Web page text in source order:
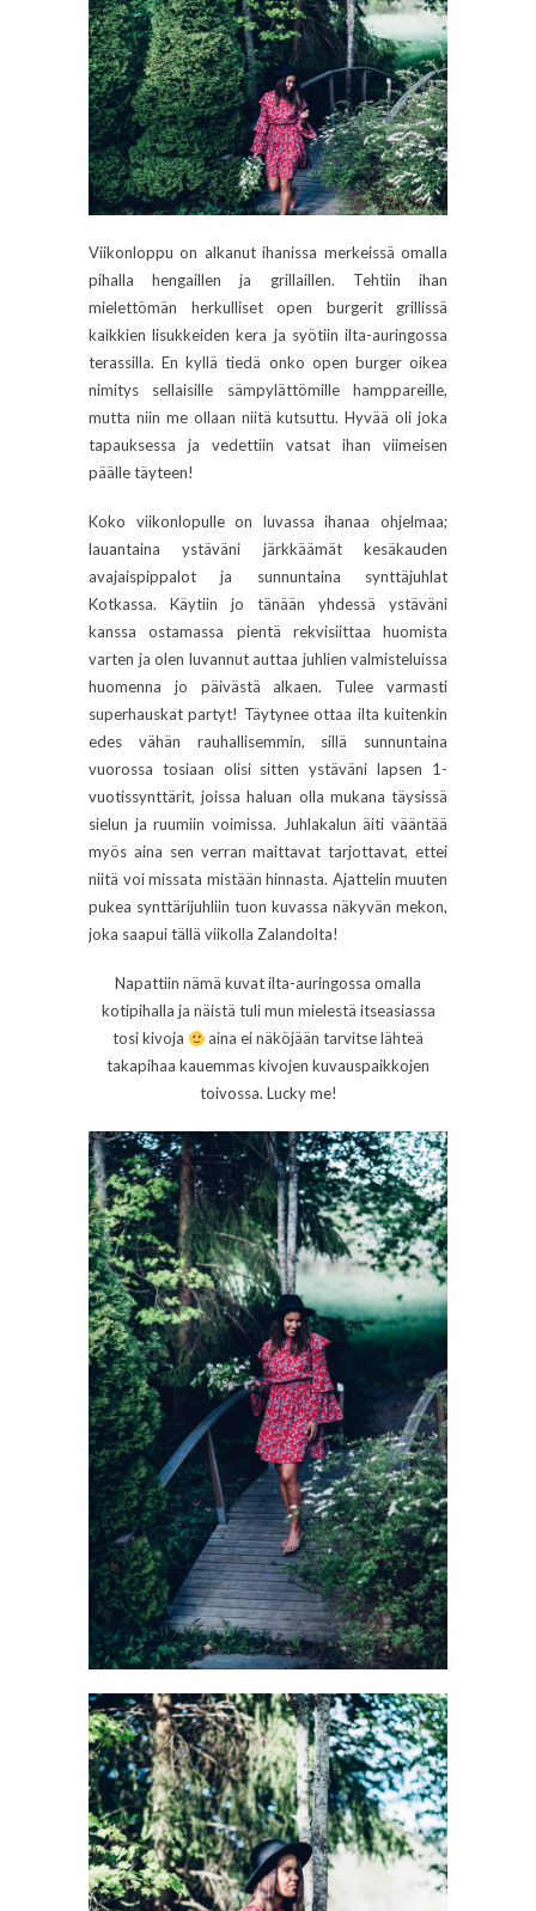
Viikonloppu on alkanut ihanissa merkeissä omalla
pihalla hengaillen ja grillaillen. Tehtiin ihan
mielettömän herkulliset open burgerit grillissä
kaikkien lisukkeiden kera ja syötiin ilta-auringossa
terassilla. En kyllä tiedä onko open burger oikea
nimitys sellaisille sämpylättömille hamppareille,
mutta niin me ollaan niitä kutsuttu. Hyvää oli joka
tapauksessa ja vedettiin vatsat ihan viimeisen
päälle täyteen!
Koko viikonlopulle on luvassa ihanaa ohjelmaa;
lauantaina ystäväni järkkäämät kesäkauden
avajaispippalot ja sunnuntaina synttäjuhlat
Kotkassa. Käytiin jo tänään yhdessä ystäväni
kanssa ostamassa pientä rekvisiittaa huomista
varten ja olen luvannut auttaa juhlien valmisteluissa
huomenna jo päivästä alkaen. Tulee varmasti
superhauskat partyt! Täytynee ottaa ilta kuitenkin
edes vähän rauhallisemmin, sillä sunnuntaina
vuorossa tosiaan olisi sitten ystäväni lapsen 1-
vuotissynttärit, joissa haluan olla mukana täysissä
sielun ja ruumiin voimissa. Juhlakalun äiti vääntää
myös aina sen verran maittavat tarjottavat, ettei
niitä voi missata mistään hinnasta. Ajattelin muuten
pukea synttärijuhliin tuon kuvassa näkyvän mekon,
joka saapui tällä viikolla Zalandolta!
Napattiin nämä kuvat ilta-auringossa omalla
kotipihalla ja näistä tuli mun mielestä itseasiassa
tosi kivoja
aina ei näköjään tarvitse lähteä
takapihaa kauemmas kivojen kuvauspaikkojen
toivossa. Lucky me!